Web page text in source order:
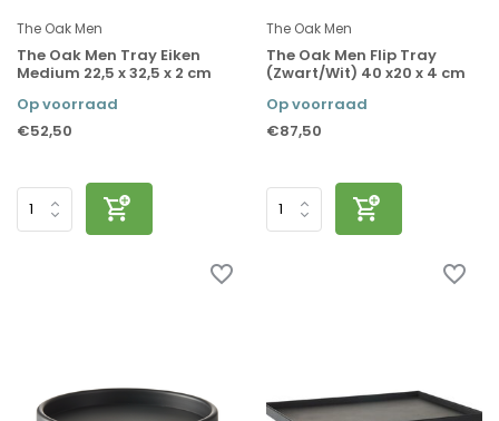
The Oak Men
The Oak Men Tray Eiken
Medium 22,5 x 32,5 x 2 cm
Op voorraad
€52,50
The Oak Men
The Oak Men Flip Tray
(Zwart/Wit) 40 x20 x 4 cm
Op voorraad
€87,50